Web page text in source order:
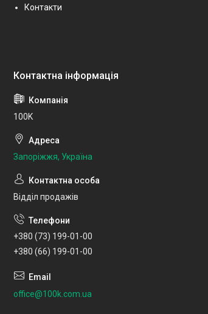
Контакти
100K
Запоріжжя, Україна
Відділ продажів
+380 (73) 199-01-00
+380 (66) 199-01-00
office@100k.com.ua